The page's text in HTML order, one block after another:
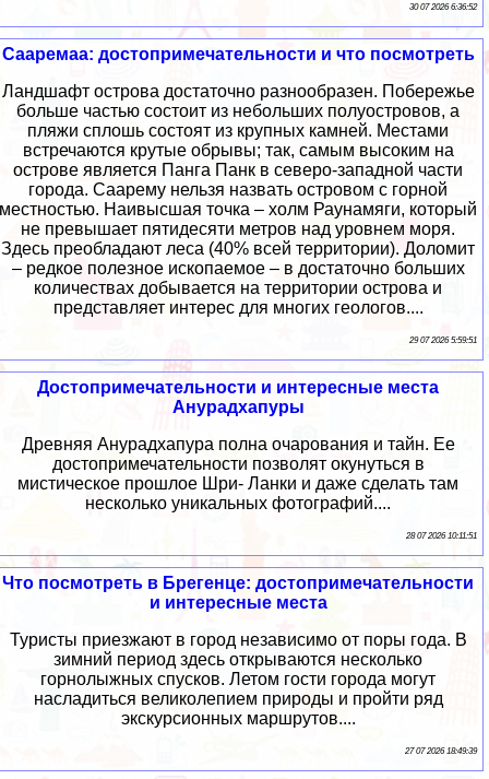
30 07 2026 6:36:52
Сааремаа: достопримечательности и что посмотреть
Ландшафт острова достаточно разнообразен. Побережье
больше частью состоит из небольших полуостровов, а
пляжи сплошь состоят из крупных камней. Местами
встречаются крутые обрывы; так, самым высоким на
острове является Панга Панк в северо-западной части
города. Саарему нельзя назвать островом с горной
местностью. Наивысшая точка – холм Раунамяги, который
не превышает пятидесяти метров над уровнем моря.
Здесь преобладают леса (40% всей территории). Доломит
– редкое полезное ископаемое – в достаточно больших
количествах добывается на территории острова и
представляет интерес для многих геологов....
29 07 2026 5:59:51
Достопримечательности и интересные места
Анурадхапуры
Древняя Анурадхапура полна очарования и тайн. Ее
достопримечательности позволят окунуться в
мистическое прошлое Шри- Ланки и даже сделать там
несколько уникальных фотографий....
28 07 2026 10:11:51
Что посмотреть в Брегенце: достопримечательности
и интересные места
Туристы приезжают в город независимо от поры года. В
зимний период здесь открываются несколько
горнолыжных спусков. Летом гости города могут
насладиться великолепием природы и пройти ряд
экскурсионных маршрутов....
27 07 2026 18:49:39